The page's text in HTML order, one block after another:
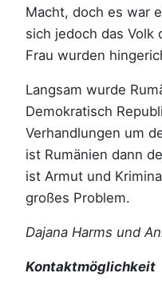
Macht, doch es war
sich jedoch das Volk
Frau wurden
Langsam wurde
Demokratisch
Verhandlungen um
ist Rumänien dann
ist Armut und
großes Problem.
Dajana Harms und
Kontaktmöglichkeit